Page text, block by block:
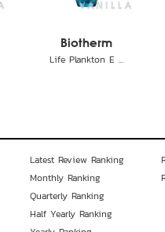
Biotherm
Life Plankton E ...
Latest Review Ranking
Monthly Ranking
Quarterly Ranking
Half Yearly Ranking